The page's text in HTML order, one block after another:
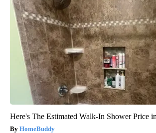
Here's The Estimated Walk-In Shower Price
HomeBuddy